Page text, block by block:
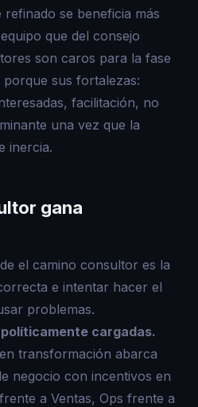
se beneficia más
que del consejo
son caros para la fase
sus fortalezas:
facilitación, no
una vez que la
inercia.
gana
el camino consultor es la
e intentar hacer el
problemas.
cargadas.
transformación abarca
negocio con incentivos en
a Ventas, Ops frente a